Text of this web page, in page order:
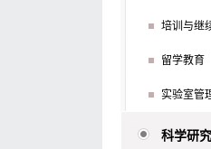
培训与继
留学教育
实验室管
科学研究